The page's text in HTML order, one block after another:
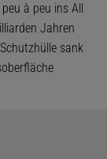
à peu ins All
Jahren
sank